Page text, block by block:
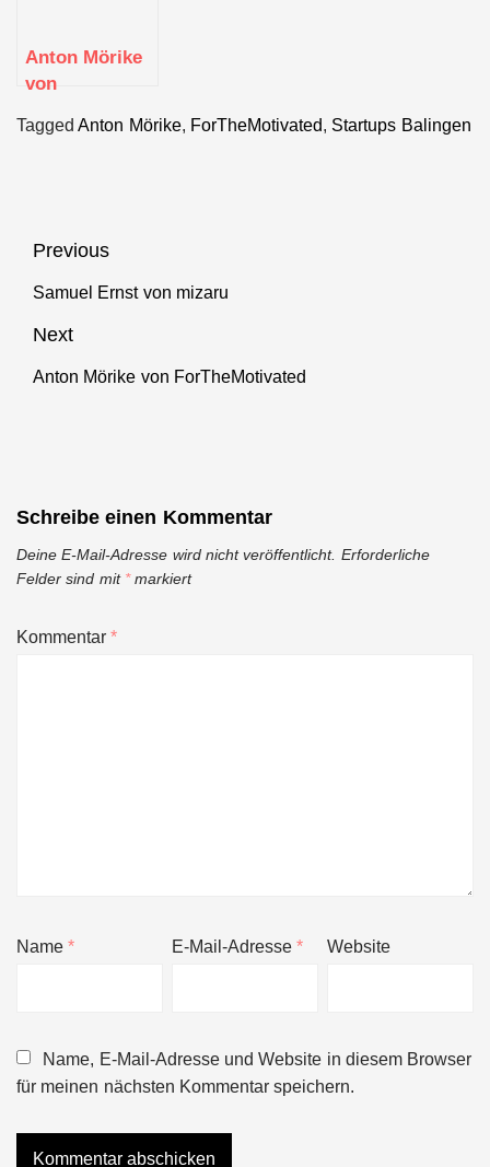
Anton Mörike
von
TaggedAnton Mörike, ForTheMotivated, Startups Balingen
Beitragsnavigation
Previous
Previous
Samuel Ernst von mizaru
Next
Next
Anton Mörike von ForTheMotivated
Schreibe einen Kommentar
Deine E-Mail-Adresse wird nicht veröffentlicht. Erforderliche
Felder sind mit *markiert
Kommentar*
Name* E-Mail-Adresse* Website
Name, E-Mail-Adresse und Website in diesem Browser
für meinen nächsten Kommentar speichern.